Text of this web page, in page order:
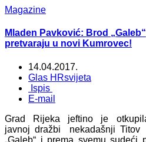
Magazine
Mladen Pavković: Brod „Galeb“
pretvaraju u novi Kumrovec!
14.04.2017.
Glas HRsvijeta
Ispis
E-mail
Grad Rijeka jeftino je
javnoj dražbi nekadašnji Titov
„Galeb“ i prema svemu sudeći